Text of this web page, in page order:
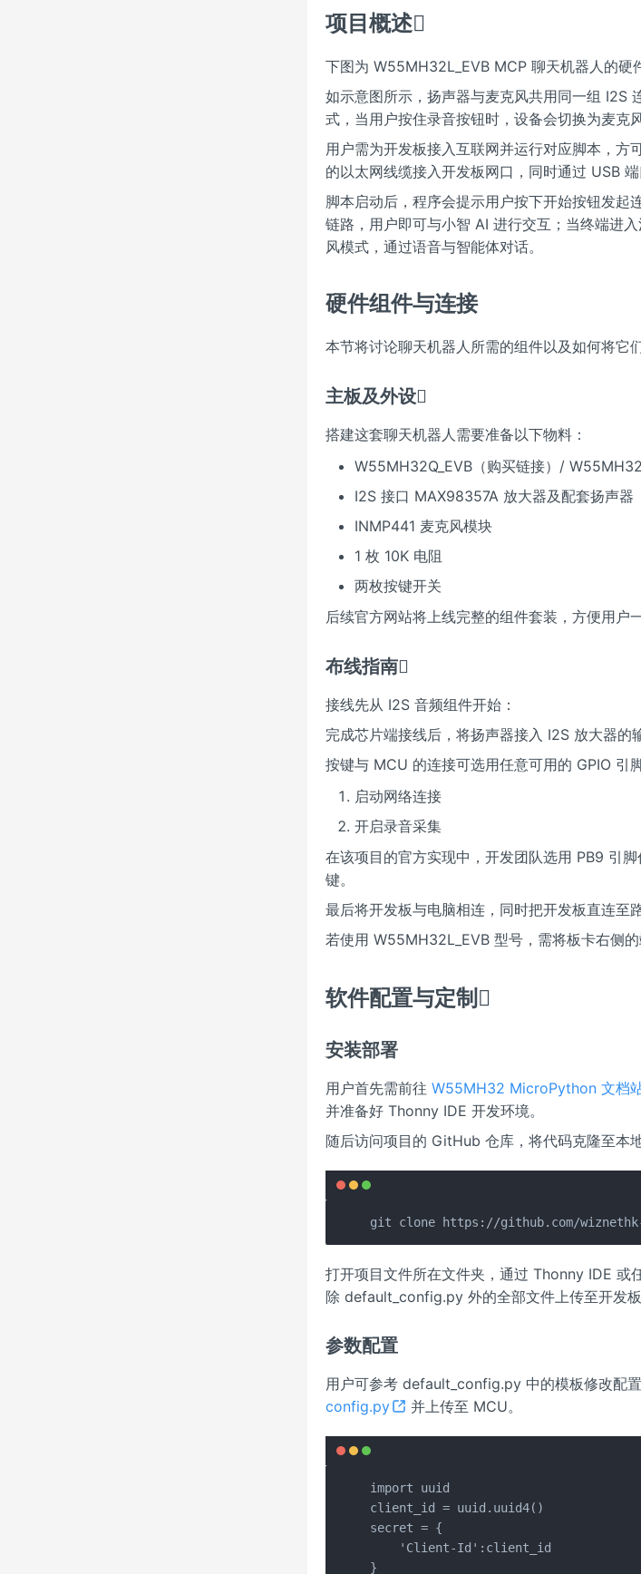
项目概述​
下图为 W55MH32L_EVB MCP 聊天机器人的硬
如示意图所示，扬声器与麦克风共用同一组 I2S
式，当用户按住录音按钮时，设备会切换为麦克
用户需为开发板接入互联网并运行对应脚本，方
的以太网线缆接入开发板网口，同时通过 USB 端
脚本启动后，程序会提示用户按下开始按钮发起
链路，用户即可与小智 AI 进行交互；当终端进
风模式，通过语音与智能体对话。
硬件组件与连接​
本节将讨论聊天机器人所需的组件以及如何将它
主板及外设​
搭建这套聊天机器人需要准备以下物料：
W55MH32Q_EVB（购买链接）/
I2S 接口 MAX98357A 放大器及配套扬声器
INMP441 麦克风模块
1 枚 10K 电阻
两枚按键开关
后续官方网站将上线完整的组件套装，方便用户
布线指南​
接线先从 I2S 音频组件开始：
完成芯片端接线后，将扬声器接入 I2S 放大器的
按键与 MCU 的连接可选用任意可用的 GPIO 引
启动网络连接
开启录音采集
在该项目的官方实现中，开发团队选用 PB9 引
键。
最后将开发板与电脑相连，同时把开发板直连至路
若使用 W55MH32L_EVB 型号，需将板卡右侧的
软件配置与定制​
安装部署
用户首先需前往W55MH32 MicroPython 文档
并准备好 Thonny IDE 开发环境。
随后访问项目的 GitHub 仓库，将代码克隆至本
git clone https://github.com/wiznethk-
打开项目文件所在文件夹，通过 Thonny IDE
除 default_config.py 外的全部文件上传至开发板
参数配置
用户可参考 default_config.py 中的模板修改配
config.py
并上传至 MCU。
import uuid
client_id = uuid.uuid4()
secret = {
    'Client-Id':client_id
}